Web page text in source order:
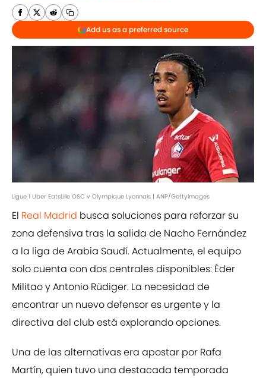
Add us as a preferred source
Ligue 1 Uber EatsLille OSC v Olympique Lyonnais | ANP/GettyImages
El Real Madrid busca soluciones para reforzar su
zona defensiva tras la salida de Nacho Fernández
a la liga de Arabia Saudí. Actualmente, el equipo
solo cuenta con dos centrales disponibles: Éder
Militao y Antonio Rüdiger. La necesidad de
encontrar un nuevo defensor es urgente y la
directiva del club está explorando opciones.
Una de las alternativas era apostar por Rafa
Martín, quien tuvo una destacada temporada